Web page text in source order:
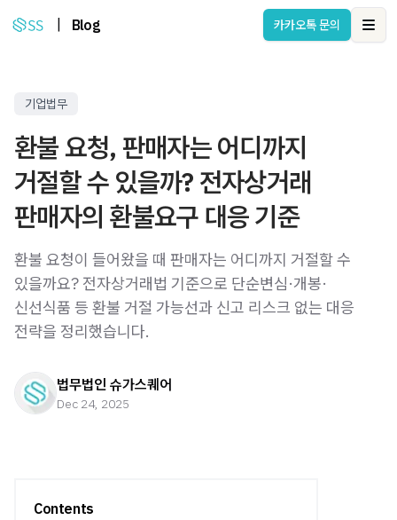
Blog 카카오톡 문의
기업법무
환불 요청, 판매자는 어디까지
거절할 수 있을까? 전자상거래
판매자의 환불요구 대응 기준
환불 요청이 들어왔을 때 판매자는 어디까지 거절할 수
있을까요? 전자상거래법 기준으로 단순변심·개봉·
신선식품 등 환불 거절 가능선과 신고 리스크 없는 대응
전략을 정리했습니다.
법무법인 슈가스퀘어
Dec 24, 2025
Contents